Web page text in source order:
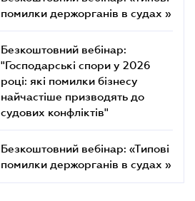
помилки держорганів в судах »
Безкоштовний вебінар:
"Господарські спори у 2026
році: які помилки бізнесу
найчастіше призводять до
судових конфліктів"
Безкоштовний вебінар: «Типові
помилки держорганів в судах »